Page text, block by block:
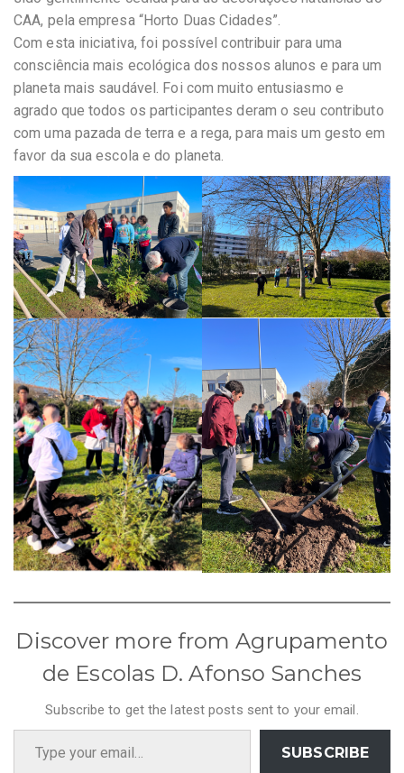
CAA, pela empresa “Horto Duas Cidades”.
Com esta iniciativa, foi possível contribuir para uma
consciência mais ecológica dos nossos alunos e para um
planeta mais saudável. Foi com muito entusiasmo e
agrado que todos os participantes deram o seu contributo
com uma pazada de terra e a rega, para mais um gesto em
favor da sua escola e do planeta.
Discover more from Agrupamento
de Escolas D. Afonso Sanches
Subscribe to get the latest posts sent to your email.
Type your email…
SUBSCRIBE